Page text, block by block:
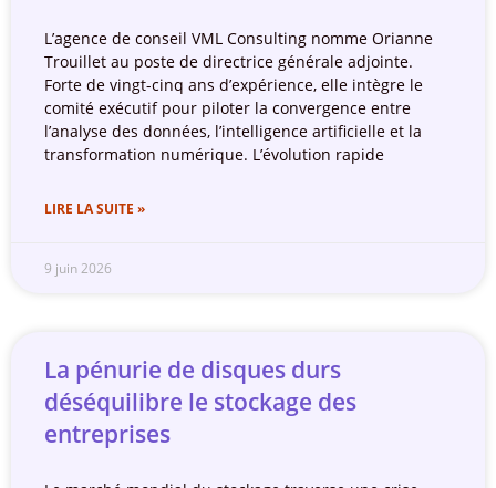
L’agence de conseil VML Consulting nomme Orianne
Trouillet au poste de directrice générale adjointe.
Forte de vingt-cinq ans d’expérience, elle intègre le
comité exécutif pour piloter la convergence entre
l’analyse des données, l’intelligence artificielle et la
transformation numérique. L’évolution rapide
LIRE LA SUITE »
9 juin 2026
La pénurie de disques durs
déséquilibre le stockage des
entreprises